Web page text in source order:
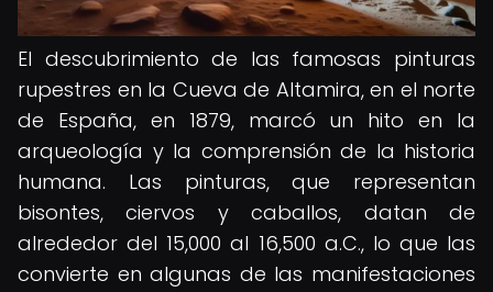
El descubrimiento de las famosas pinturas
rupestres en la Cueva de Altamira, en el norte
de España, en 1879, marcó un hito en la
arqueología y la comprensión de la historia
humana. Las pinturas, que representan
bisontes, ciervos y caballos, datan de
alrededor del 15,000 al 16,500 a.C., lo que las
convierte en algunas de las manifestaciones